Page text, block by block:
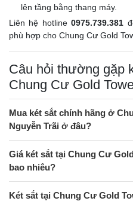
lên tầng bằng thang máy.
Liên hệ hotline0975.739.381
phù hợp cho Chung Cư Gold
Câu hỏi thường gặp
Chung Cư Gold
Mua két sắt chính hãng ở
Nguyễn Trãi ở đâu?
Giá két sắt tại Chung Cư
bao nhiêu?
Két sắt tại Chung Cư Gold